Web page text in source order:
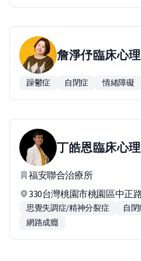
詹淨伃臨床心
躁鬱症 自閉症 情緒障礙
丁皓恩臨床心
福安聯合治療所
330台灣桃園市桃園區中正
思覺失調症/精神分裂症 自閉
網路成癮